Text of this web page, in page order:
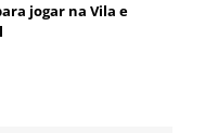
jogar na Vila e